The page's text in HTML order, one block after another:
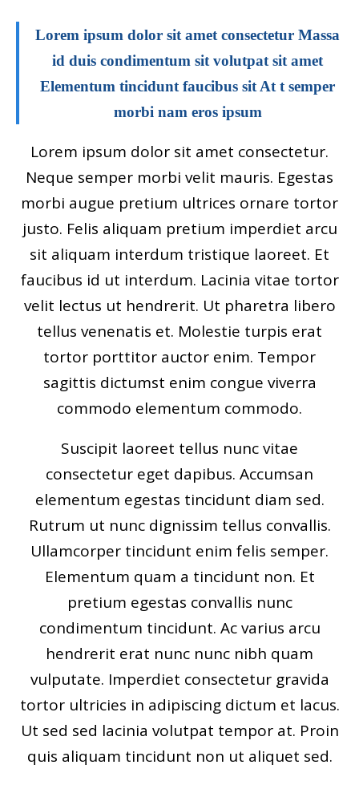
Lorem ipsum dolor sit amet consectetur Massa
id duis condimentum sit volutpat sit amet
Elementum tincidunt faucibus sit At t semper
morbi nam eros ipsum
Lorem ipsum dolor sit amet consectetur.
Neque semper morbi velit mauris. Egestas
morbi augue pretium ultrices ornare tortor
justo. Felis aliquam pretium imperdiet arcu
sit aliquam interdum tristique laoreet. Et
faucibus id ut interdum. Lacinia vitae tortor
velit lectus ut hendrerit. Ut pharetra libero
tellus venenatis et. Molestie turpis erat
tortor porttitor auctor enim. Tempor
sagittis dictumst enim congue viverra
commodo elementum commodo.
Suscipit laoreet tellus nunc vitae
consectetur eget dapibus. Accumsan
elementum egestas tincidunt diam sed.
Rutrum ut nunc dignissim tellus convallis.
Ullamcorper tincidunt enim felis semper.
Elementum quam a tincidunt non. Et
pretium egestas convallis nunc
condimentum tincidunt. Ac varius arcu
hendrerit erat nunc nunc nibh quam
vulputate. Imperdiet consectetur gravida
tortor ultricies in adipiscing dictum et lacus.
Ut sed sed lacinia volutpat tempor at. Proin
quis aliquam tincidunt non ut aliquet sed.